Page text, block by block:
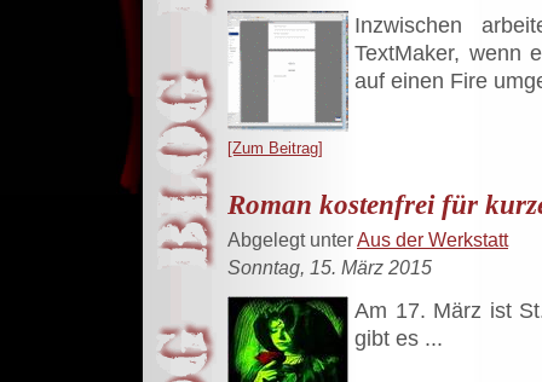
Inzwischen
TextMaker, wenn
auf einen Fire
[Zum Beitrag]
Roman kostenfrei für
Abgelegt unterAus der Werkstatt
Sonntag, 15. März 2015
Am 17. März ist
gibt es ...